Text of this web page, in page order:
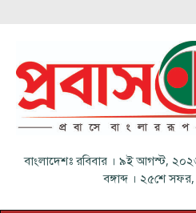
বাংলাদেশঃরবিবার । ৯ই আগস্ট, ২০২৬
বঙ্গাব্দ। ২৫শে সফর,